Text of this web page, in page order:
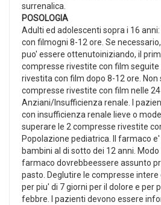
surrenalica.
POSOLOGIA
Adulti ed adolescenti sopra i 16
con filmogni 8-12 ore. Se
puo' essere ottenutoiniziando, il
compresse rivestite con film seguite
rivestita con film dopo 8-12 ore. Non
compresse rivestite con film nelle 24
Anziani/Insufficienza renale. I
con insufficienza renale lieve o
superare le 2 compresse rivestite
Popolazione pediatrica. Il farmaco
bambini al di sotto dei 12 anni.
farmaco dovrebbeessere assunto
pasto. Deglutire le compresse intere
per piu' di 7 giorni per il dolore e per
febbre. I pazienti devono essere